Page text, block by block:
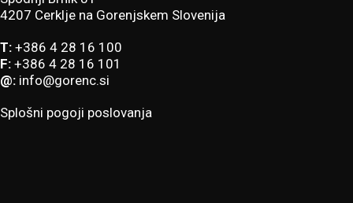
4207 Cerklje na Gorenjskem Slovenija
T: +386 4 28 16 100
F: +386 4 28 16 101
@: info@gorenc.si
Splošni pogoji poslovanja